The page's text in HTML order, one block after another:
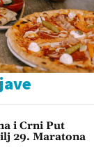
i Crni Put
29. Maratona